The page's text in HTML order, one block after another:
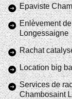
Epaviste
Enlèvement
Longessaigne
Rachat
Location big
Services de
Chambosaint